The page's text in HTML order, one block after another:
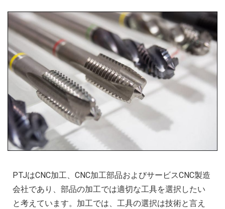
PTJはCNC加工、CNC加工部品およびサービスCNC製造
会社であり、部品の加工では適切な工具を選択したい
と考えています。加工では、工具の選択は技術と言え